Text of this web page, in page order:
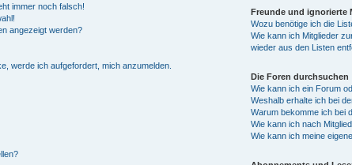
immer noch falsch!
angezeigt werden?
werde ich aufgefordert, mich anzumelden.
Freunde und ignorierte
Wozu benötige ich die
Wie kann ich Mitglieder
wieder aus den Listen
Die Foren durchsuchen
Wie kann ich ein Forum
Weshalb erhalte ich bei
Warum bekomme ich bei
Wie kann ich nach
Wie kann ich meine